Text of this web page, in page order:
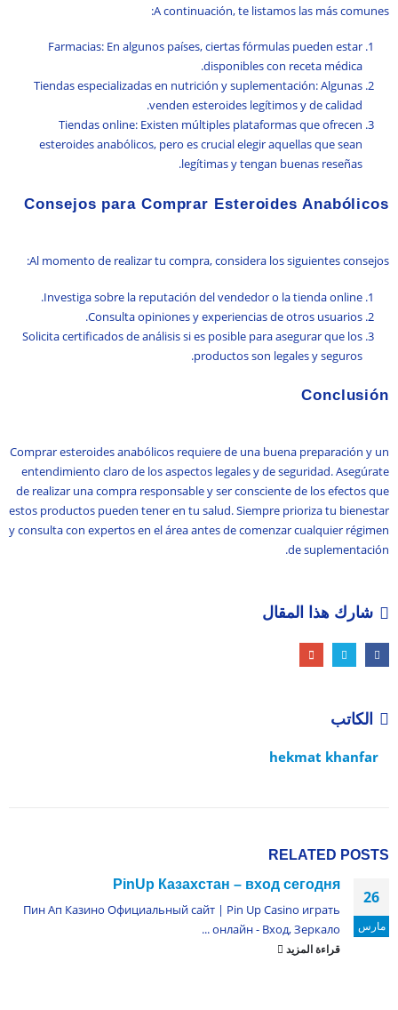
A continuación, te listamos las más comunes:
Farmacias: En algunos países, ciertas fórmulas pueden estar
disponibles con receta médica.
Tiendas especializadas en nutrición y suplementación: Algunas
venden esteroides legítimos y de calidad.
Tiendas online: Existen múltiples plataformas que ofrecen
esteroides anabólicos, pero es crucial elegir aquellas que sean
legítimas y tengan buenas reseñas.
Consejos para Comprar Esteroides Anabólicos
Al momento de realizar tu compra, considera los siguientes consejos:
Investiga sobre la reputación del vendedor o la tienda online.
Consulta opiniones y experiencias de otros usuarios.
Solicita certificados de análisis si es posible para asegurar que los
productos son legales y seguros.
Conclusión
Comprar esteroides anabólicos requiere de una buena preparación y un
entendimiento claro de los aspectos legales y de seguridad. Asegúrate
de realizar una compra responsable y ser consciente de los efectos que
estos productos pueden tener en tu salud. Siempre prioriza tu bienestar
y consulta con expertos en el área antes de comenzar cualquier régimen
de suplementación.
شارك هذا المقال
الكاتب
hekmat khanfar
RELATED POSTS
26
مارس
PinUp Казахстан – вход сегодня
Пин Ап Казино Официальный сайт | Pin Up Casino играть
онлайн - Вход, Зеркало ...
قراءة المزيد